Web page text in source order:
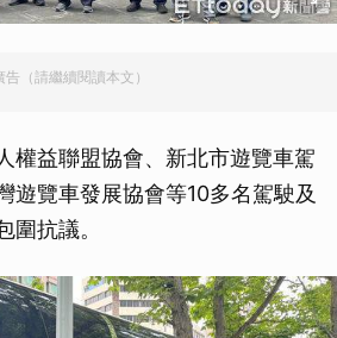
告（請繼續閱讀本文）
權益聯盟協會、新北市遊覽車駕
遊覽車發展協會等10多名駕駛及
圍抗議。